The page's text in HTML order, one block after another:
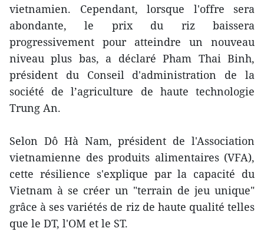
vietnamien. Cependant, lorsque l'offre sera
abondante, le prix du riz baissera
progressivement pour atteindre un nouveau
niveau plus bas, a déclaré Pham Thai Binh,
président du Conseil d'administration de la
société de l’agriculture de haute technologie
Trung An.
Selon Dô Hà Nam, président de l'Association
vietnamienne des produits alimentaires (VFA),
cette résilience s'explique par la capacité du
Vietnam à se créer un "terrain de jeu unique"
grâce à ses variétés de riz de haute qualité telles
que le DT, l'OM et le ST.